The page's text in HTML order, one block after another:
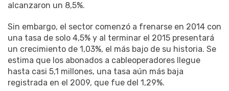
alcanzaron un 8,5%.
Sin embargo, el sector comenzó a frenarse en 2014 con
una tasa de solo 4,5% y al terminar el 2015 presentará
un crecimiento de 1,03%, el más bajo de su historia. Se
estima que los abonados a cableoperadores llegue
hasta casi 5,1 millones, una tasa aún más baja
registrada en el 2009, que fue del 1,29%.